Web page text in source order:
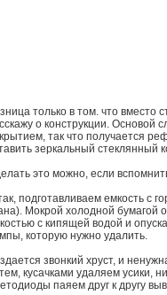
только в том. что вместо
о конструкции. Основой
так что получается
зеркальный стеклянный
это можно, если
подготавливаем емкость с
Мокрой холодной бумагой
с кипящей водой и
которую нужно удалить.
звонкий хруст, и
кусачками удаляем усики,
паяем друг к другу